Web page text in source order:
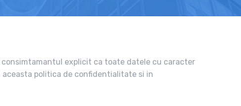
explicit ca toate datele cu caracter
politica de confidentialitate si in